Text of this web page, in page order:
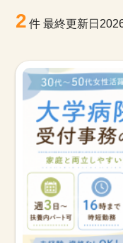
お知らせ
医療事務求人ドット
サイトの使い方
就職サポート
人材をお探しの医療
2 件最終更新日
九州・沖縄